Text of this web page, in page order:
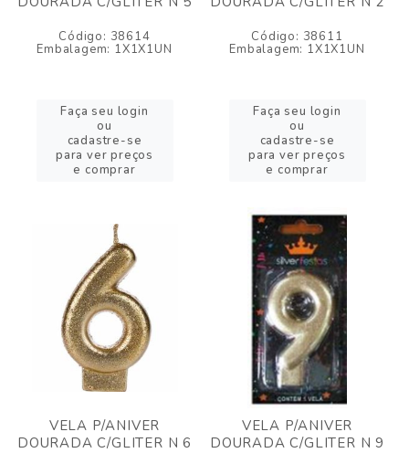
Código: 38614
Embalagem: 1X1X1UN
Faça seu login
ou
cadastre-se
para ver preços
e comprar
Código: 38611
Embalagem: 1X1X1UN
Faça seu login
ou
cadastre-se
para ver preços
e comprar
VELA P/ANIVER
DOURADA C/GLITER N 6
VELA P/ANIVER
DOURADA C/GLITER N 9